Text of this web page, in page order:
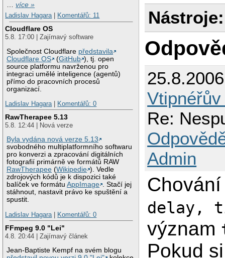
…více »
Ladislav Hagara| Komentářů: 11
Cloudflare OS
5.8. 17:00 | Zajímavý software
Společnost Cloudflare představila
Cloudflare OS
(GitHub ), tj. open
source platformu navrženou pro
integraci umělé inteligence (agentů)
přímo do pracovních procesů
organizací.
Ladislav Hagara| Komentářů: 0
RawTherapee 5.13
5.8. 12:44 | Nová verze
Byla vydána nová verze 5.13
svobodného multiplatformního softwaru
pro konverzi a zpracování digitálních
fotografií primárně ve formátů RAW
RawTherapee (Wikipedie ). Vedle
zdrojových kódů je k dispozici také
balíček ve formátuAppImage . Stačí jej
stáhnout, nastavit právo ke spuštění a
spustit.
Ladislav Hagara| Komentářů: 0
FFmpeg 9.0 "Lei"
4.8. 20:44 | Zajímavý článek
Jean-Baptiste Kempf na svém blogu
Nástroje:
Re:
Admin
delay,
význam
Pokud